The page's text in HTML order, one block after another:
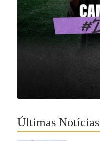
Últimas Notícias